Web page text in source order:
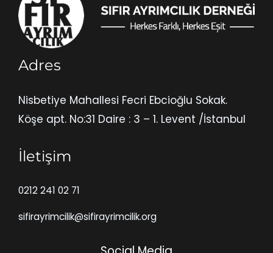
Adres
Nisbetiye Mahallesi Fecri Ebcioğlu Sokak.
Köşe apt. No:31 Daire : 3 – 1. Levent /İstanbul
İletişim
0212 241 02 71
sifirayrimcilik@sifirayrimcilik.org